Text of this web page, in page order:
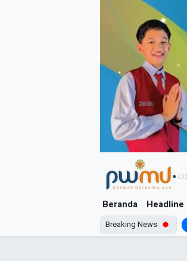
Beranda Headline
Breaking News